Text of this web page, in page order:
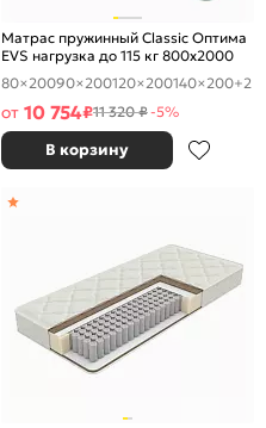
Матрас пружинный Classic Оптима
EVS нагрузка до 115 кг 800x2000
80×20090×200120×200140×200+2
от 10 754₽11 320 ₽-5%
В корзину